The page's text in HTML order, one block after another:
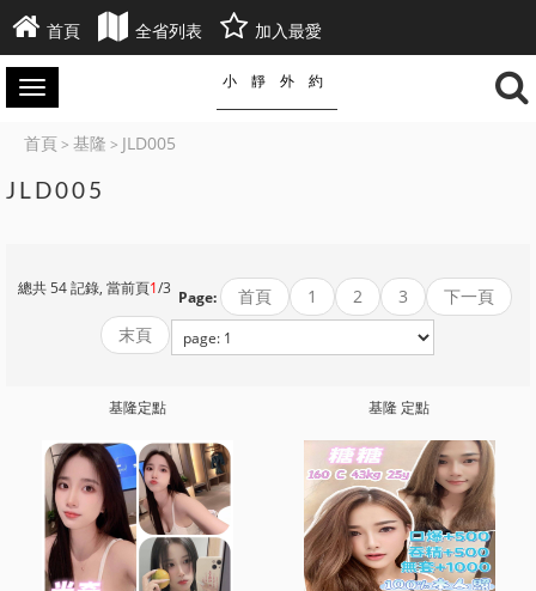
首頁 全省列表 加入最愛
小靜外約
首頁> 基隆 > JLD005
JLD005
Page:
總共 54 記錄, 當前頁1/3 首頁 1 2 3
下一頁
末頁
基隆定點 基隆 定點